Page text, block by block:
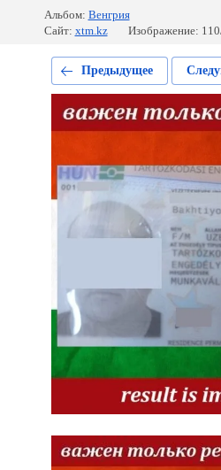
Альбом: Венгрия
Сайт: xtm.kz Изображение:
Предыдущее